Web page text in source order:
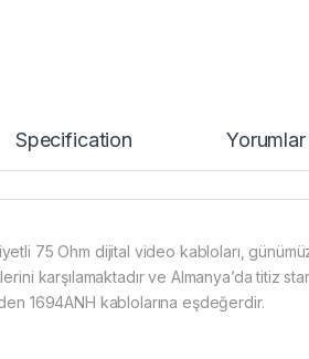
Specification Yorumlar
75 Ohm dijital video kabloları,
karşılamaktadır ve Almanya’da titiz
1694ANH kablolarına eşdeğerdir.